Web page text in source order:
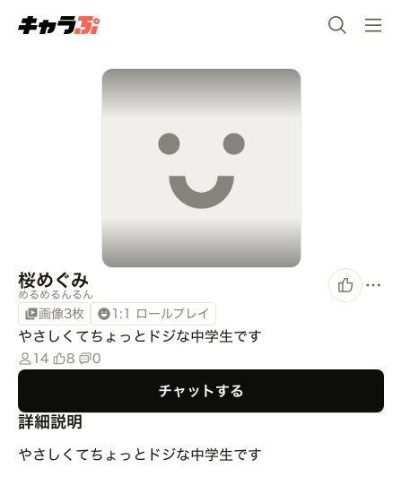
桜めぐみ
めるめるんるん
画像3枚 1:1 ロールプレイ
やさしくてちょっとドジな中学生です
14 8 0
チャットする
詳細説明
やさしくてちょっとドジな中学生です